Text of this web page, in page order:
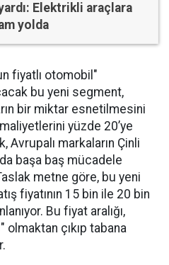
Elektrikli araçlara
yolda
fiyatlı otomobil"
bu yeni segment,
bir miktar esnetilmesini
yüzde 20’ye
Avrupalı markaların Çinli
başa baş mücadele
metne göre, bu yeni
fiyatının 15 bin ile 20 bin
Bu fiyat aralığı,
çıkıp tabana